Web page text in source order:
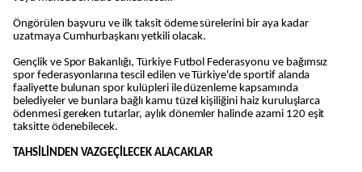
Öngörülen başvuru ve ilk taksit ödeme sürelerini bir aya kadar
uzatmaya Cumhurbaşkanı yetkili olacak.
Gençlik ve Spor Bakanlığı, Türkiye Futbol Federasyonu ve bağımsız
spor federasyonlarına tescil edilen ve Türkiye'de sportif alanda
faaliyette bulunan spor kulüpleri ile düzenleme kapsamında
belediyeler ve bunlara bağlı kamu tüzel kişiliğini haiz kuruluşlarca
ödenmesi gereken tutarlar, aylık dönemler halinde azami 120 eşit
taksitte ödenebilecek.
TAHSİLİNDEN VAZGEÇİLECEK ALACAKLAR